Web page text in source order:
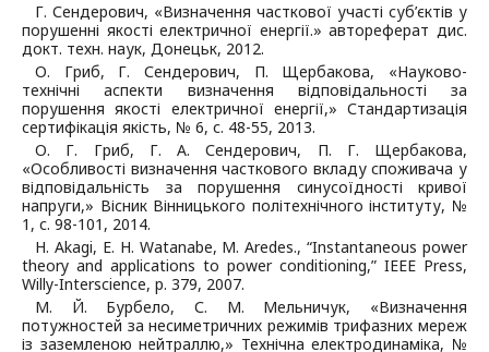
Г. Сендерович, «Визначення часткової участі суб’єктів у
порушенні якості електричної енергії.» автореферат дис.
докт. техн. наук, Донецьк, 2012.
О. Гриб, Г. Сендерович, П. Щербакова, «Науково-
технічні аспекти визначення відповідальності за
порушення якості електричної енергії,» Стандартизація
сертифікація якість, № 6, с. 48-55, 2013.
О. Г. Гриб, Г. А. Сендерович, П. Г. Щербакова,
«Особливості визначення часткового вкладу споживача у
відповідальність за порушення синусоїдності кривої
напруги,» Вісник Вінницького політехнічного інституту, №
1, с. 98-101, 2014.
H. Akagi, E. H. Watanabe, M. Aredes., “Instantaneous power
theory and applications to power conditioning,” IEEE Press,
Willy-Interscience, p. 379, 2007.
М. Й. Бурбело, С. М. Мельничук, «Визначення
потужностей за несиметричних режимів трифазних мереж
із заземленою нейтраллю,» Технічна електродинаміка, №